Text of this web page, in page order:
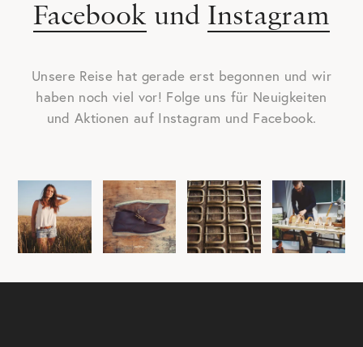
Facebook und Instagram
Unsere Reise hat gerade erst begonnen und wir
haben noch viel vor! Folge uns für Neuigkeiten
und Aktionen auf Instagram und Facebook.